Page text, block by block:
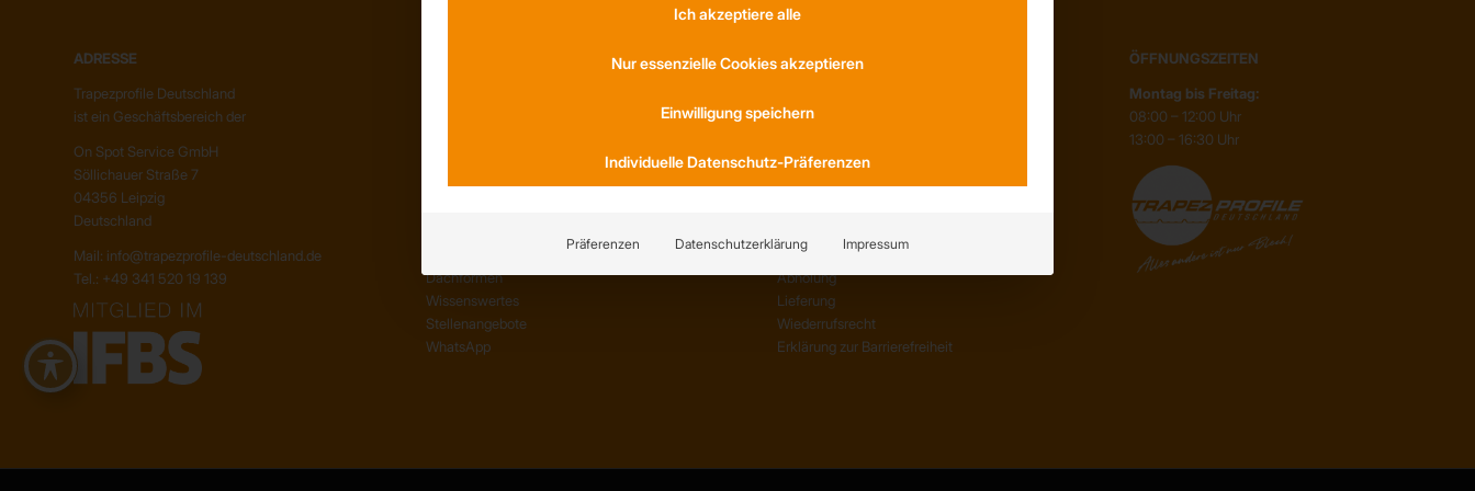
ADRESSE
Trapezprofile Deutschland
ist ein Geschäftsbereich der
On Spot Service GmbH
Söllichauer Straße 7
04356 Leipzig
Deutschland
Mail: info@trapezprofile-deutschland.de
Tel.: +49 341 520 19 139
Dachformen
Wissenswertes
Stellenangebote
WhatsApp
KONTAKT
Social Media
AGB
Abholung
Lieferung
Wiederrufsrecht
Erklärung zur Barrierefreiheit
ÖFFNUNGSZEITEN
Montag bis Freitag:
08:00 – 12:00 Uhr
13:00 – 16:30 Uhr
Ich akzeptiere alle
Nur essenzielle Cookies akzeptieren
Einwilligung speichern
Individuelle Datenschutz-Präferenzen
Präferenzen Datenschutzerklärung Impressum